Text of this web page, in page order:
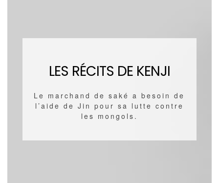
LES RÉCITS DE KENJI
Le marchand de saké a besoin de
l’aide de Jin pour sa lutte contre
les mongols.